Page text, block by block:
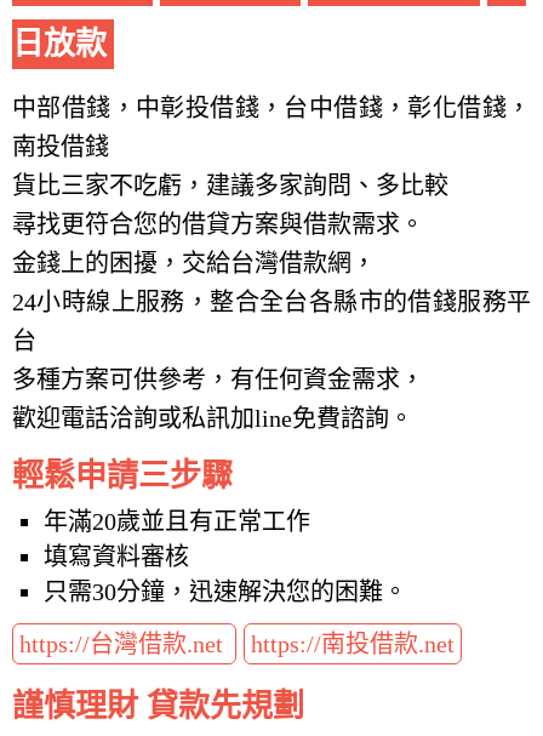
日放款
中部借錢，中彰投借錢，台中借錢，彰化借錢，
南投借錢
貨比三家不吃虧，建議多家詢問、多比較
尋找更符合您的借貸方案與借款需求。
金錢上的困擾，交給台灣借款網，
24小時線上服務，整合全台各縣市的借錢服務平
台
多種方案可供參考，有任何資金需求，
歡迎電話洽詢或私訊加line免費諮詢。
輕鬆申請三步驟
年滿20歲並且有正常工作
填寫資料審核
只需30分鐘，迅速解決您的困難。
https://台灣借款.net
https://南投借款.net
謹慎理財 貸款先規劃